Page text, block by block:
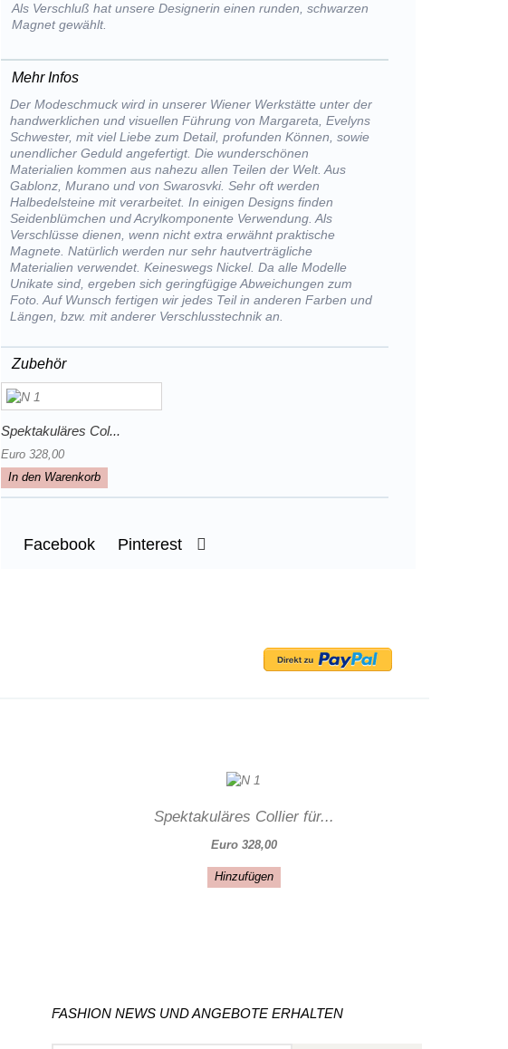
Als Verschluß hat unsere Designerin einen runden, schwarzen
Magnet gewählt.
Mehr Infos
Der Modeschmuck wird in unserer Wiener Werkstätte unter der
handwerklichen und visuellen Führung von Margareta, Evelyns
Schwester, mit viel Liebe zum Detail, profunden Können, sowie
unendlicher Geduld angefertigt. Die wunderschönen
Materialien kommen aus nahezu allen Teilen der Welt. Aus
Gablonz, Murano und von Swarosvki. Sehr oft werden
Halbedelsteine mit verarbeitet. In einigen Designs finden
Seidenblümchen und Acrylkomponente Verwendung. Als
Verschlüsse dienen, wenn nicht extra erwähnt praktische
Magnete. Natürlich werden nur sehr hautverträgliche
Materialien verwendet. Keineswegs Nickel. Da alle Modelle
Unikate sind, ergeben sich geringfügige Abweichungen zum
Foto. Auf Wunsch fertigen wir jedes Teil in anderen Farben und
Längen, bzw. mit anderer Verschlusstechnik an.
Zubehör
Spektakuläres Col...
Euro 328,00
In den Warenkorb
Facebook Pinterest
Spektakuläres Collier für...
Euro 328,00
Hinzufügen
FASHION NEWS UND ANGEBOTE ERHALTEN